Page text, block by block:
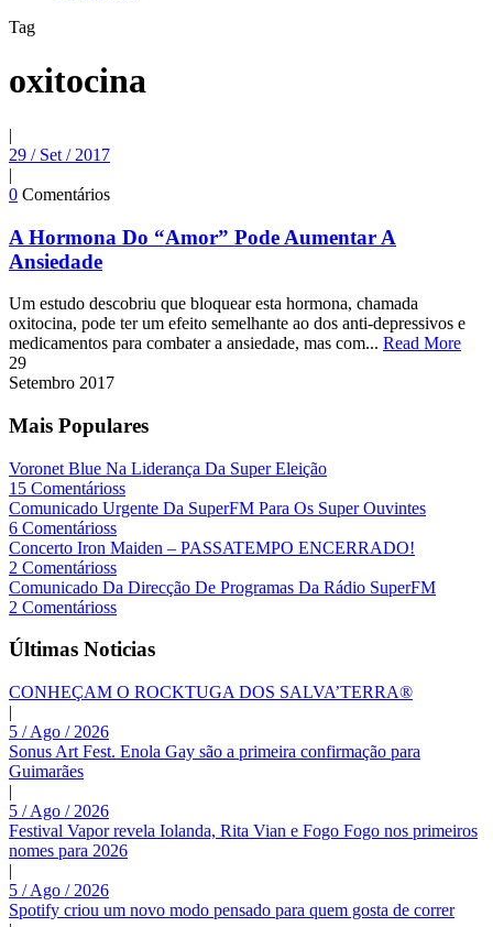
Tag
oxitocina
|
29 / Set / 2017
|
0 Comentários
A Hormona Do “Amor” Pode Aumentar A
Ansiedade
Um estudo descobriu que bloquear esta hormona, chamada
oxitocina, pode ter um efeito semelhante ao dos anti-depressivos e
medicamentos para combater a ansiedade, mas com... Read More
29
Setembro 2017
Mais Populares
Voronet Blue Na Liderança Da Super Eleição
15 Comentárioss
Comunicado Urgente Da SuperFM Para Os Super Ouvintes
6 Comentárioss
Concerto Iron Maiden – PASSATEMPO ENCERRADO!
2 Comentárioss
Comunicado Da Direcção De Programas Da Rádio SuperFM
2 Comentárioss
Últimas Noticias
CONHEÇAM O ROCKTUGA DOS SALVA’TERRA®
|
5 / Ago / 2026
Sonus Art Fest. Enola Gay são a primeira confirmação para
Guimarães
|
5 / Ago / 2026
Festival Vapor revela Iolanda, Rita Vian e Fogo Fogo nos primeiros
nomes para 2026
|
5 / Ago / 2026
Spotify criou um novo modo pensado para quem gosta de correr